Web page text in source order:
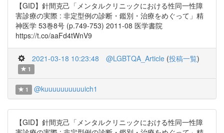
【GID】針間克己「メンタルクリニックにおける性同一性障
害診療の実際 : 非定型例の診断・鑑別・治療をめぐって」精
神医学 53巻8号 (p.749-753) 2011-08 医学書院
https://t.co/aaFd4tWnV9
2021-03-18 10:23:48 @LGBTQA_Article (投稿一覧)
1
1 @kuuuuuuuuuuich1
【GID】針間克己「メンタルクリニックにおける性同一性障